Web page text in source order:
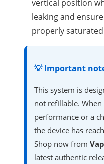
vertical position
leaking and
properly saturated.
💡 Important
This system is
not refillable.
performance or a
the device has
Shop now from
latest authentic